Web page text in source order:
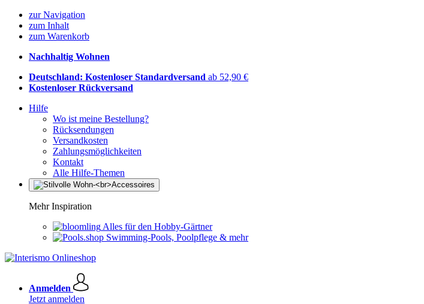
zur Navigation
zum Inhalt
zum Warenkorb
Nachhaltig Wohnen
Deutschland: Kostenloser Standardversand ab 52,90 €
Kostenloser Rückversand
Hilfe
Wo ist meine Bestellung?
Rücksendungen
Versandkosten
Zahlungsmöglichkeiten
Kontakt
Alle Hilfe-Themen
Mehr Inspiration
Alles für den Hobby-Gärtner
Swimming-Pools, Poolpflege & mehr
Anmelden
Jetzt anmelden